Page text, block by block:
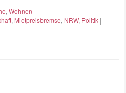
,Wohnen
, Mietpreisbremse, NRW, Politik |